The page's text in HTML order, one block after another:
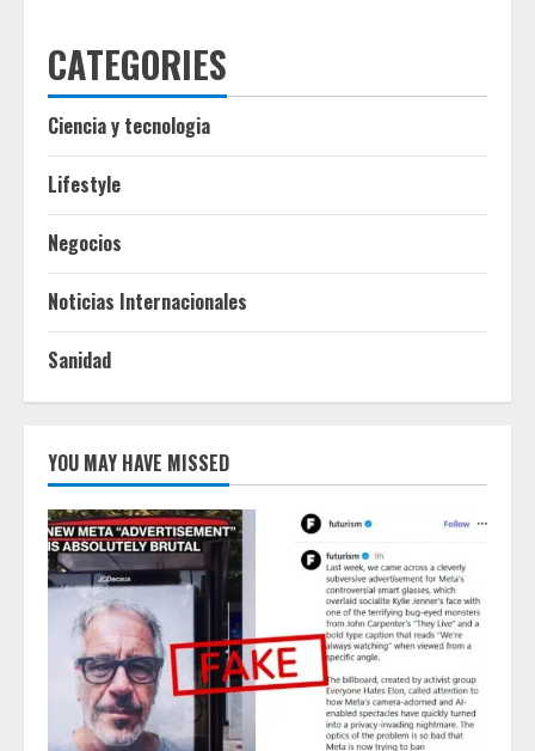
CATEGORIES
Ciencia y tecnologia
Lifestyle
Negocios
Noticias Internacionales
Sanidad
YOU MAY HAVE MISSED